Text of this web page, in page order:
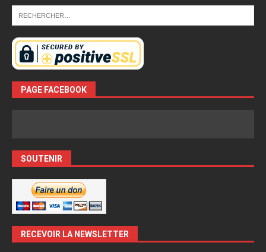
PAGE FACEBOOK
SOUTENIR
RECEVOIR LA NEWSLETTER